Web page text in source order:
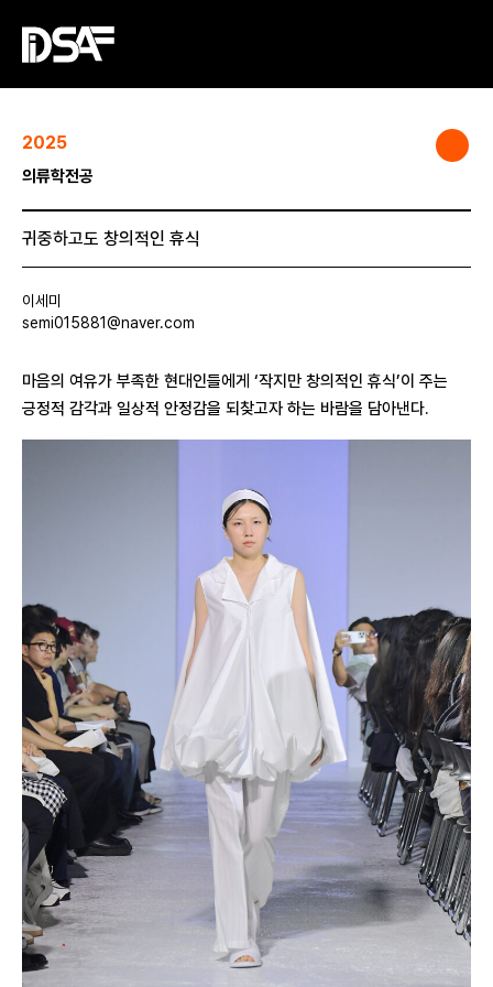
2025
의류학전공
귀중하고도 창의적인 휴식
이세미
semi015881@naver.com
마음의 여유가 부족한 현대인들에게 ‘작지만 창의적인 휴식’이 주는
긍정적 감각과 일상적 안정감을 되찾고자 하는 바람을 담아낸다.